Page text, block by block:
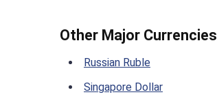
Other Major Currencies
Russian Ruble
Singapore Dollar